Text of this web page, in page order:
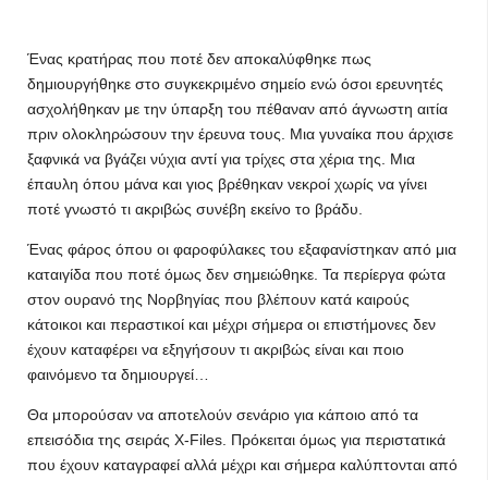
Ένας κρατήρας που ποτέ δεν αποκαλύφθηκε πως
δημιουργήθηκε στο συγκεκριμένο σημείο ενώ όσοι ερευνητές
ασχολήθηκαν με την ύπαρξη του πέθαναν από άγνωστη αιτία
πριν ολοκληρώσουν την έρευνα τους. Μια γυναίκα που άρχισε
ξαφνικά να βγάζει νύχια αντί για τρίχες στα χέρια της. Μια
έπαυλη όπου μάνα και γιος βρέθηκαν νεκροί χωρίς να γίνει
ποτέ γνωστό τι ακριβώς συνέβη εκείνο το βράδυ.
Ένας φάρος όπου οι φαροφύλακες του εξαφανίστηκαν από μια
καταιγίδα που ποτέ όμως δεν σημειώθηκε. Τα περίεργα φώτα
στον ουρανό της Νορβηγίας που βλέπουν κατά καιρούς
κάτοικοι και περαστικοί και μέχρι σήμερα οι επιστήμονες δεν
έχουν καταφέρει να εξηγήσουν τι ακριβώς είναι και ποιο
φαινόμενο τα δημιουργεί…
Θα μπορούσαν να αποτελούν σενάριο για κάποιο από τα
επεισόδια της σειράς X-Files. Πρόκειται όμως για περιστατικά
που έχουν καταγραφεί αλλά μέχρι και σήμερα καλύπτονται από